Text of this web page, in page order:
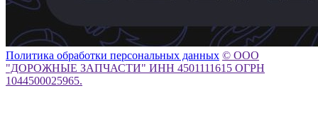
Политика обработки персональных данных © ООО
"ДОРОЖНЫЕ ЗАПЧАСТИ" ИНН 4501111615 ОГРН
1044500025965.